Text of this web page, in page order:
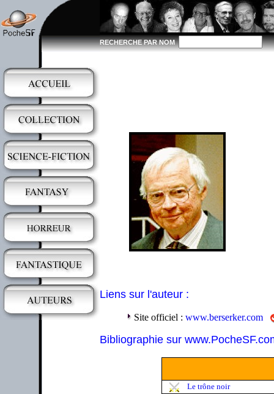
RECHERCHE PAR NOM
Liens sur l'auteur :
Site officiel : www.berserker.com
Bibliographie sur
Le trône noir